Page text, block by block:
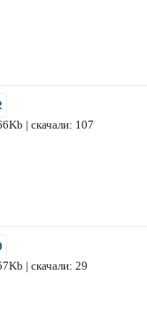
| скачали: 107
| скачали: 29